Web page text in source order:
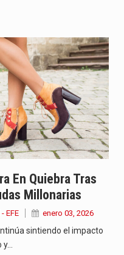
En Quiebra Tras
Millonarias
EFE enero 03, 2026
sintiendo el impacto